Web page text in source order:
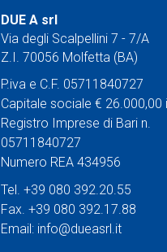
DUE A srl
Via degli Scalpellini 7 - 7/A
Z.I. 70056 Molfetta (BA)
P.iva e C.F. 05711840727
Capitale sociale € 26.000,00
Registro Imprese di Bari n.
05711840727
Numero REA 434956
Tel. +39 080 392.20.55
Fax. +39 080 392.17.88
Email: info@dueasrl.it